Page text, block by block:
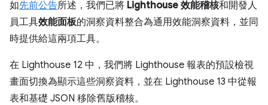
如先前公告所述，我們已將 Lighthouse 效能稽核和開發人
員工具效能面板的洞察資料整合為通用效能洞察資料，並同
時提供給這兩項工具。
在 Lighthouse 12 中，我們將 Lighthouse 報表的預設檢視
畫面切換為顯示這些洞察資料，並在 Lighthouse 13 中從報
表和基礎 JSON 移除舊版稽核。